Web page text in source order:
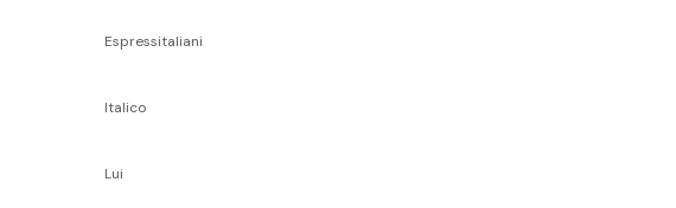
Espressitaliani
Italico
Lui